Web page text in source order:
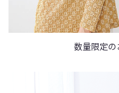
数量限定